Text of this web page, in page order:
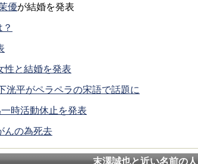
優が結婚を発表
性と結婚を発表
洸平がペラペラの宋語で話題に
時活動休止を発表
んの為死去
末澤誠也と近い名前の人